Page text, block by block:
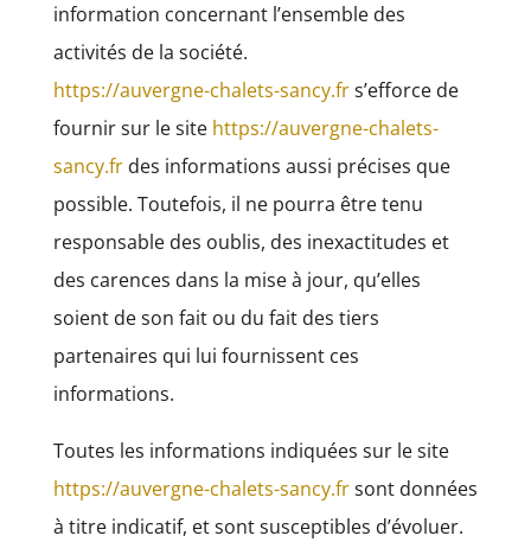
information concernant l’ensemble des
activités de la société.
https://auvergne-chalets-sancy.frs’efforce de
fournir sur le site https://auvergne-chalets-
sancy.frdes informations aussi précises que
possible. Toutefois, il ne pourra être tenu
responsable des oublis, des inexactitudes et
des carences dans la mise à jour, qu’elles
soient de son fait ou du fait des tiers
partenaires qui lui fournissent ces
informations.
Toutes les informations indiquées sur le site
https://auvergne-chalets-sancy.frsont données
à titre indicatif, et sont susceptibles d’évoluer.